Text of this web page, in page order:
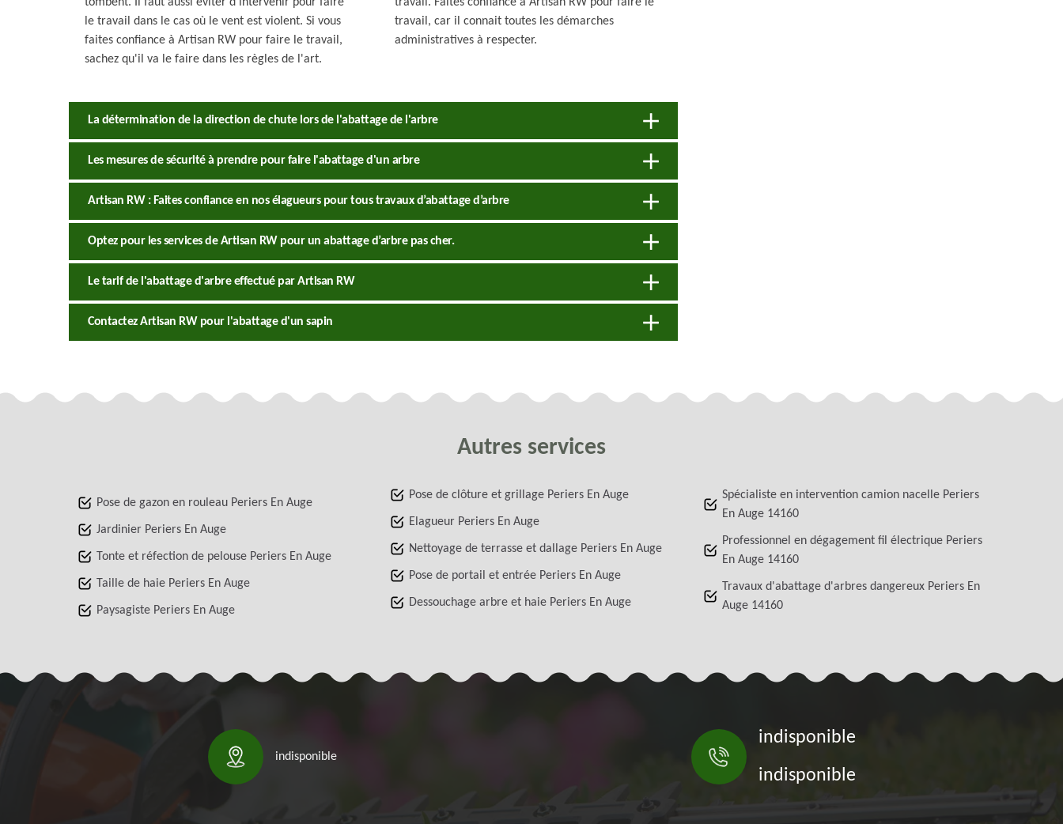
le travail dans le cas où le vent est violent. Si vous
faites confiance à Artisan RW pour faire le travail,
sachez qu'il va le faire dans les règles de l'art.
travail, car il connait toutes les démarches
administratives à respecter.
La détermination de la direction de chute lors de l'abattage de l'arbre
Les mesures de sécurité à prendre pour faire l'abattage d'un arbre
Artisan RW : Faites confiance en nos élagueurs pour tous travaux d’abattage d’arbre
Optez pour les services de Artisan RW pour un abattage d’arbre pas cher.
Le tarif de l'abattage d'arbre effectué par Artisan RW
Contactez Artisan RW pour l'abattage d'un sapin
Autres services
Pose de gazon en rouleau Periers En Auge
Jardinier Periers En Auge
Tonte et réfection de pelouse Periers En Auge
Taille de haie Periers En Auge
Paysagiste Periers En Auge
Pose de clôture et grillage Periers En Auge
Elagueur Periers En Auge
Nettoyage de terrasse et dallage Periers En Auge
Pose de portail et entrée Periers En Auge
Dessouchage arbre et haie Periers En Auge
Spécialiste en intervention camion nacelle Periers
En Auge 14160
Professionnel en dégagement fil électrique Periers
En Auge 14160
Travaux d'abattage d'arbres dangereux Periers En
Auge 14160
indisponible
indisponible
indisponible